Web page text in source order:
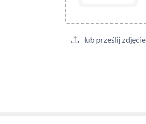
lub prześlij zdjęcie